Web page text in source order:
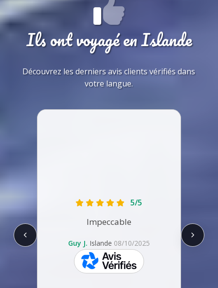
Ils ont voyagé en Islande
Découvrez les derniers avis clients vérifiés dans
votre langue.
5/5
Impeccable
Guy J. Islande 08/10/2025
skeepers